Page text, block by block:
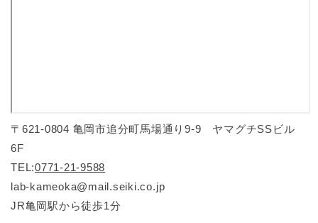
〒621-0804 亀岡市追分町馬場通り9-9 ヤマグチSSビル
6F
TEL:0771-21-9588
lab-kameoka@mail.seiki.co.jp
JR亀岡駅から徒歩1分